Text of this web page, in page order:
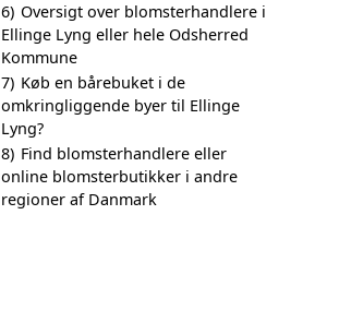
6) Oversigt over blomsterhandlere i
Ellinge Lyng eller hele Odsherred
Kommune
7) Køb en bårebuket i de
omkringliggende byer til Ellinge
Lyng?
8) Find blomsterhandlere eller
online blomsterbutikker i andre
regioner af Danmark